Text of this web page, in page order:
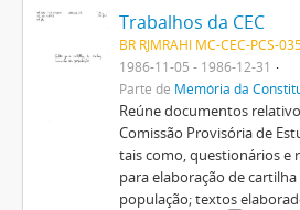
Trabalhos da CEC
BR RJMRAHI MC-CEC-PCS-
1986-11-05 - 1986-12-31
Parte de Memória da
Reúne documentos
Comissão Provisória de
tais como, questionários e
para elaboração de
população; textos